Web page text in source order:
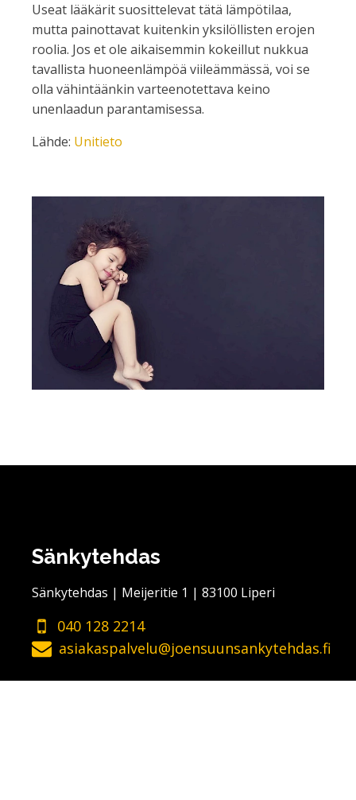
Useat lääkärit suosittelevat tätä lämpötilaa,
mutta painottavat kuitenkin yksilöllisten erojen
roolia. Jos et ole aikaisemmin kokeillut nukkua
tavallista huoneenlämpöä viileämmässä, voi se
olla vähintäänkin varteenotettava keino
unenlaadun parantamisessa.
Lähde: Unitieto
Sänkytehdas
Sänkytehdas | Meijeritie 1 | 83100 Liperi
040 128 2214
asiakaspalvelu@joensuunsankytehdas.fi